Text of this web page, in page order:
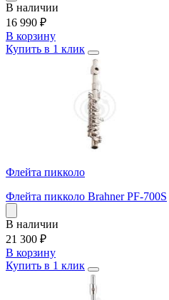
В наличии
16 990 ₽
В корзину
Купить в 1 клик
Флейта пикколо
Флейта пикколо Brahner PF-700S
В наличии
21 300 ₽
В корзину
Купить в 1 клик